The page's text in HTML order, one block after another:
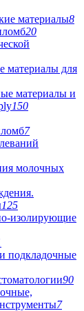
материалы8
20
материалы для
материалы и
150
7
молочных
125
изолирующие
подкладочные
90
7